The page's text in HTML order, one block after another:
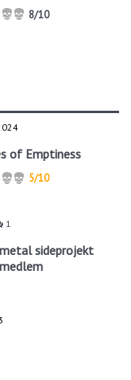
8/10
of Emptiness
5/10
1
sideprojekt